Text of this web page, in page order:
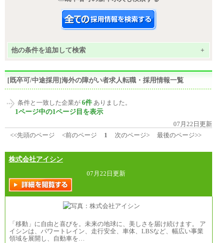
他の条件を追加して検索 +
[既卒可/中途採用]海外の障がい者求人転職・採用情報一覧
条件と一致した企業が 6件 ありました。
1ページ中の1ページ目を表示
07月22日更新
<<先頭のページ
<前のページ 1 次のページ> 最後のページ>>
株式会社アイシン
07月22日更新
「移動」に自由と喜びを。未来の地球に、美しさを届け続けます。 ア
イシンは、パワートレイン、走行安全、車体、LBSなど、幅広い事業
領域を展開し、自動車を…